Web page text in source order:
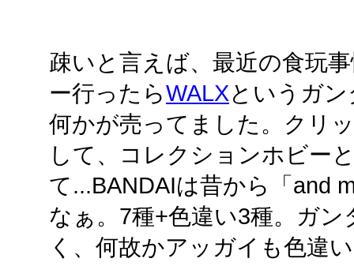
疎いと言えば、最近の食玩
ー行ったらWALXというガ
何かが売ってました。クリ
して、コレクションホビー
て...BANDAIは昔から「and
なぁ。7種+色違い3種。ガ
く、何故かアッガイも色違